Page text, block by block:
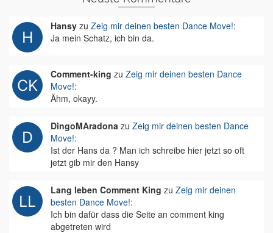
Hansy zu Zeig mir deinen besten Dance Move!:
Ja mein Schatz, ich bin da.
Comment-king zu Zeig mir deinen besten Dance
Move!:
Ähm, okayy.
DingoMAradona zu Zeig mir deinen besten Dance
Move!:
Ist der Hans da ? Man ich schreibe hier jetzt so oft
jetzt gib mir den Hansy
Lang leben Comment King zu Zeig mir deinen
besten Dance Move!:
Ich bin dafür dass die Seite an comment king
abgetreten wird